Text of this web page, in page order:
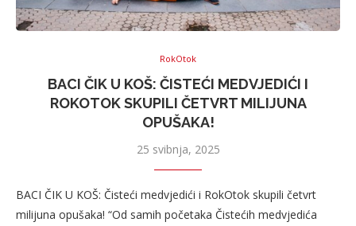
RokOtok
BACI ČIK U KOŠ: ČISTEĆI MEDVJEDIĆI I
ROKOTOK SKUPILI ČETVRT MILIJUNA
OPUŠAKA!
25 svibnja, 2025
BACI ČIK U KOŠ: Čisteći medvjedići i RokOtok skupili četvrt
milijuna opušaka! “Od samih početaka Čistećih medvjedića